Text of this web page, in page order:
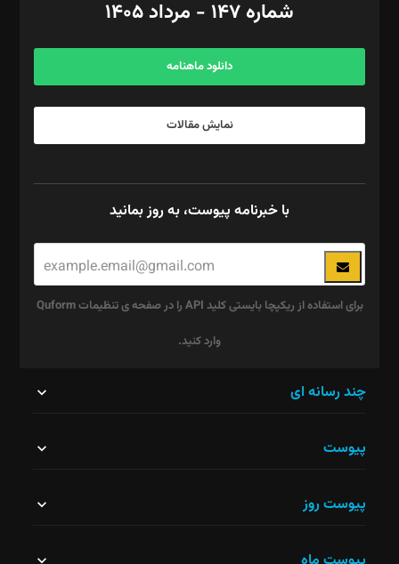
آگهی و مشترکین: ۰۹۱۹۹۹۹۰۴۵۴
شماره ۱۴۷ - مرداد ۱۴۰۵
دانلود ماهنامه
نمایش مقالات
با خبرنامه پیوست، به روز بمانید
برای استفاده از ریکپچا بایستی کلید API را در صفحه ی تنظیمات Quform
وارد کنید.
نباید
شود.
چند رسانه ای
پیوست
پیوست روز